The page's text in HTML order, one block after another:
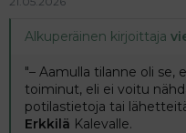
Alkuperäinen kirjoittaja
"– Aamulla tilanne oli
toiminut, eli ei voitu
potilastietoja tai
Erkkilä Kalevalle.